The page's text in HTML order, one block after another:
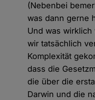
(Nebenbei
was dann gerne
Und was
wir tatsächlich
Komplexität
dass die
die über die
Darwin und die